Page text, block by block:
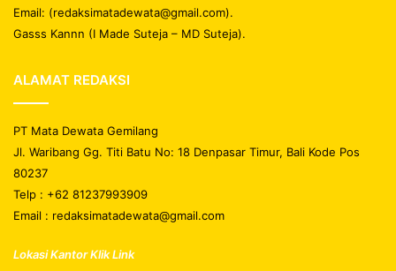
Email: (redaksimatadewata@gmail.com).
Gasss Kannn (I Made Suteja – MD Suteja).
ALAMAT REDAKSI
PT Mata Dewata Gemilang
Jl. Waribang Gg. Titi Batu No: 18 Denpasar Timur, Bali Kode Pos
80237
Telp : +62 81237993909
Email : redaksimatadewata@gmail.com
Lokasi Kantor Klik Link